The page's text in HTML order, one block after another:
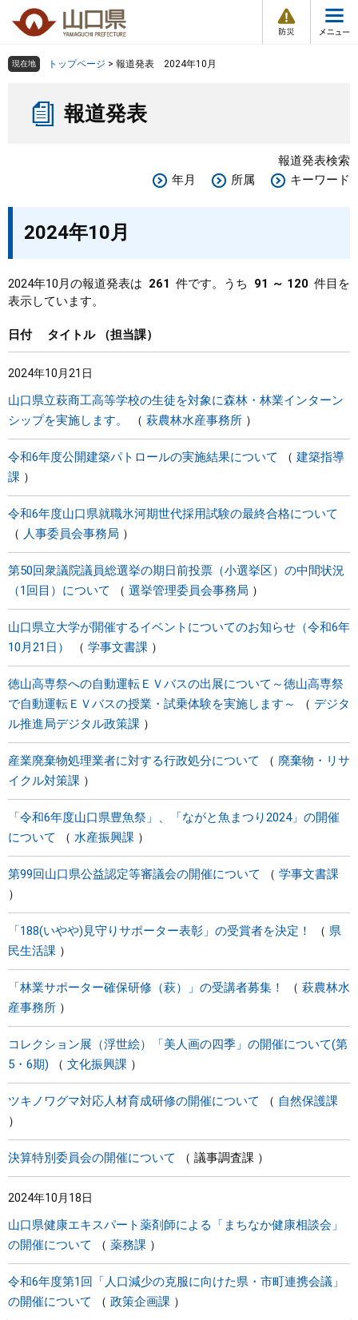
の
ー
メ
組織で探す
Other Languages
くらし・環境
教育・文化・スポーツ
しごと・産業・観光
県政情報
現在地 トップページ > 報道発表 2024年10月
報道発表
報道発表検索
年月
所属 キーワード
2024年10月
2024年10月の報道発表は 261 件です。うち 91 ～ 120 件目を
表示しています。
日付 タイトル 担当課
2024年10月21日
山口県立萩商工高等学校の生徒を対象に森林・林業インターン
シップを実施します。
萩農林水産事務所
令和6年度公開建築パトロールの実施結果について
建築指導
課
令和6年度山口県就職氷河期世代採用試験の最終合格について
人事委員会事務局
第50回衆議院議員総選挙の期日前投票（小選挙区）の中間状況
（1回目）について
選挙管理委員会事務局
山口県立大学が開催するイベントについてのお知らせ（令和6年
10月21日）
学事文書課
徳山高専祭への自動運転ＥＶバスの出展について～徳山高専祭
で自動運転ＥＶバスの授業・試乗体験を実施します～
デジタ
ル推進局デジタル政策課
産業廃棄物処理業者に対する行政処分について
廃棄物・リサ
イクル対策課
「令和6年度山口県豊魚祭」、「ながと魚まつり2024」の開催
について
水産振興課
第99回山口県公益認定等審議会の開催について 学事文書課
「188(いやや)見守りサポーター表彰」の受賞者を決定！
県
民生活課
「林業サポーター確保研修（萩）」の受講者募集！
萩農林水
産事務所
コレクション展（浮世絵）「美人画の四季」の開催について(第
5・6期)
文化振興課
ツキノワグマ対応人材育成研修の開催について 自然保護課
決算特別委員会の開催について 議事調査課
2024年10月18日
山口県健康エキスパート薬剤師による「まちなか健康相談会」
の開催について
薬務課
令和6年度第1回「人口減少の克服に向けた県・市町連携会議」
の開催について
政策企画課